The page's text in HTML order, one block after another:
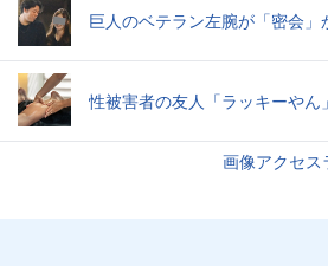
巨人のベテラン左腕が「密会」
性被害者の友人「ラッキーやん」
画像アクセス